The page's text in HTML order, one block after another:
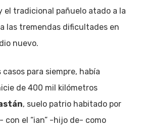
el tradicional pañuelo atado a la
las tremendas dificultades en
nuevo.
para siempre, había
de 400 mil kilómetros
, suelo patrio habitado por
con el “ian” -hijo de- como